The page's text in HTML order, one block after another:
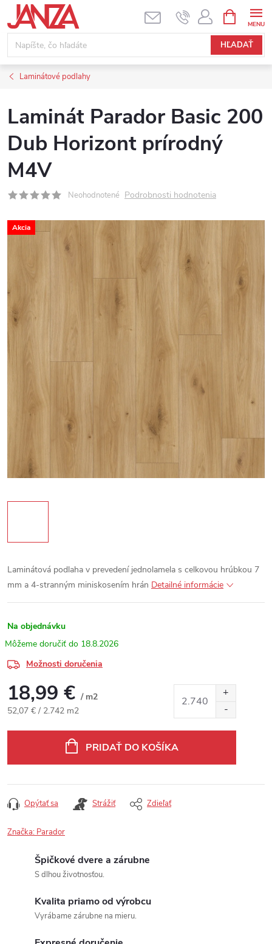
Prejsť na obsah
HĽADAŤ
Laminátové podlahy
Laminát Parador Basic 200
Dub Horizont prírodný
M4V
Neohodnotené Podrobnosti hodnotenia
Akcia
Laminátová podlaha v prevedení jednolamela s celkovou hrúbkou 7
mm a 4-stranným miniskosením hrán Detailné informácie
Na objednávku
18.8.2026
Možnosti doručenia
18,99 € / m2
Jednotková cena:
52,07 € / 2.742 m2
PRIDAŤ DO KOŠÍKA
Opýtať sa Strážiť Zdieľať
Značka: Parador
Špičkové dvere a zárubne
S dlhou životnosťou.
Kvalita priamo od výrobcu
Vyrábame zárubne na mieru.